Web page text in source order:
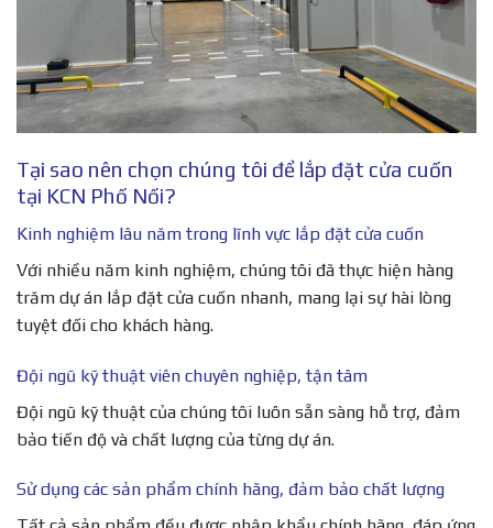
Tại sao nên chọn chúng tôi để lắp đặt cửa cuốn
tại KCN Phố Nối?
Kinh nghiệm lâu năm trong lĩnh vực lắp đặt cửa cuốn
Với nhiều năm kinh nghiệm, chúng tôi đã thực hiện hàng
trăm dự án lắp đặt cửa cuốn nhanh, mang lại sự hài lòng
tuyệt đối cho khách hàng.
Đội ngũ kỹ thuật viên chuyên nghiệp, tận tâm
Đội ngũ kỹ thuật của chúng tôi luôn sẵn sàng hỗ trợ, đảm
bảo tiến độ và chất lượng của từng dự án.
Sử dụng các sản phẩm chính hãng, đảm bảo chất lượng